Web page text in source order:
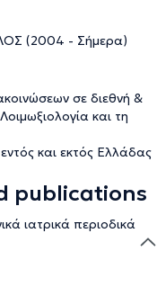
(2004 - Σήμερα)
σε διεθνή &
και τη
και εκτός Ελλάδας
publications
ιατρικά περιοδικά